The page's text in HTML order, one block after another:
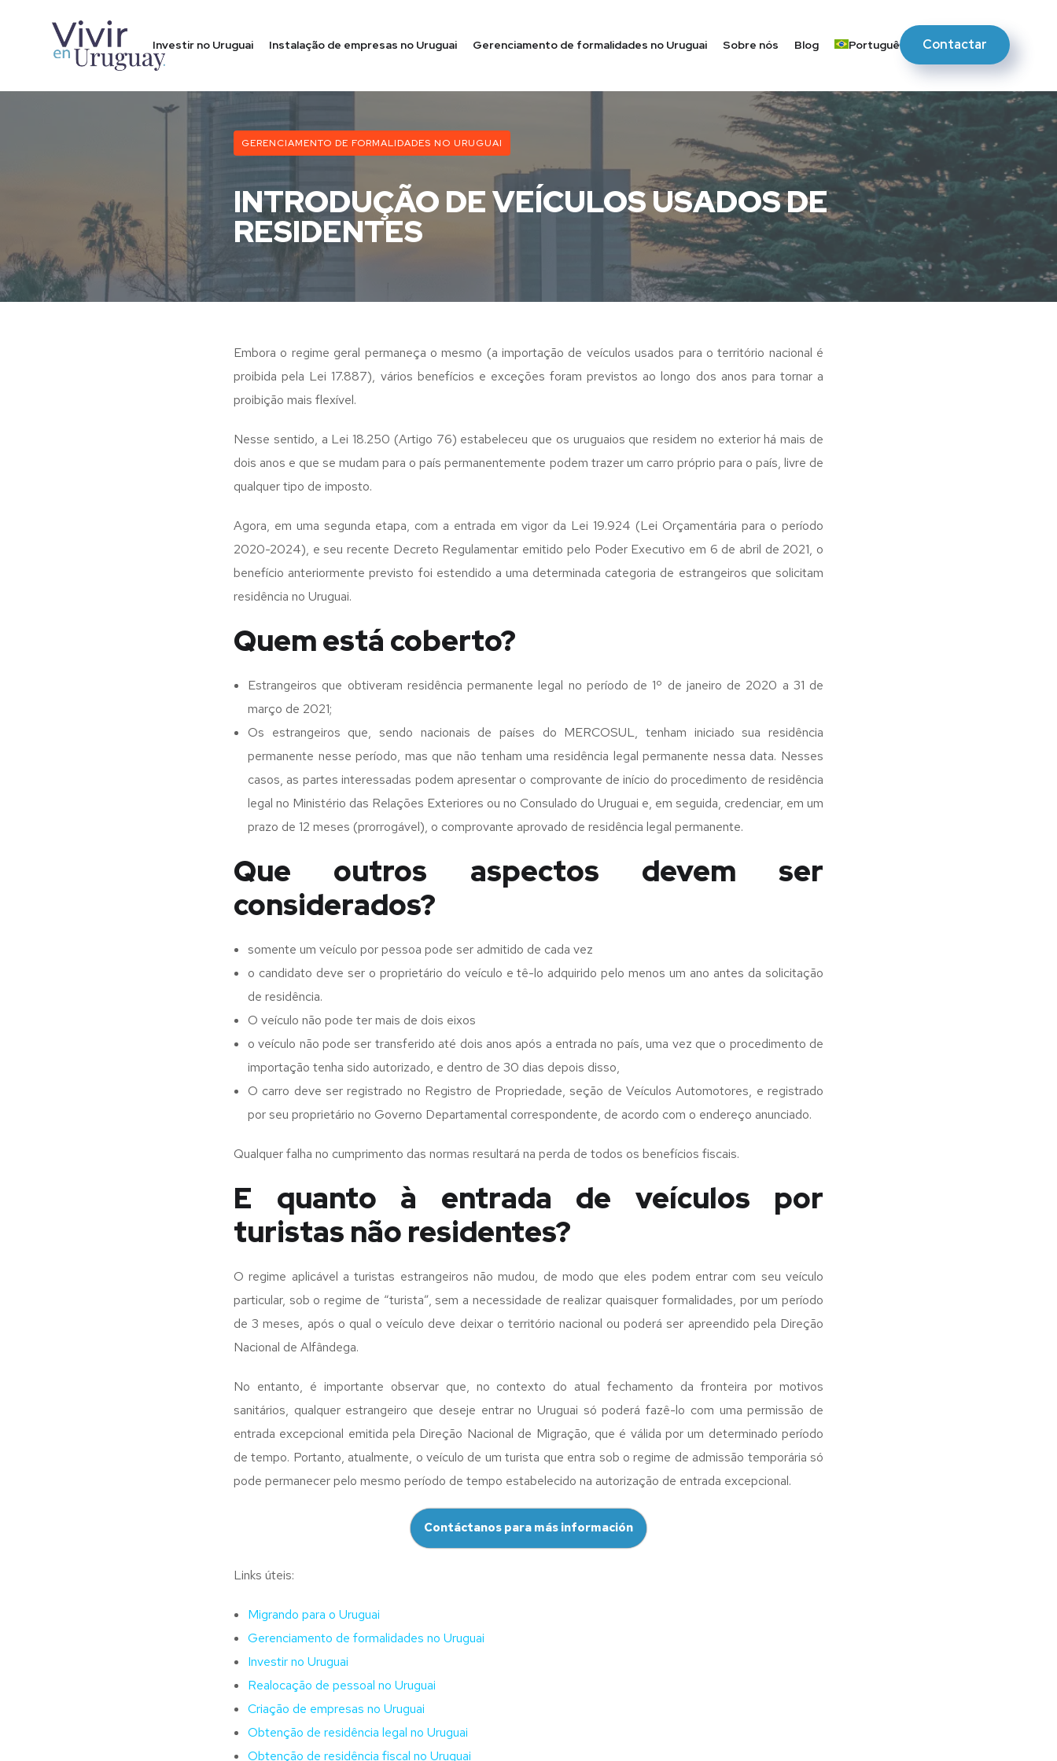
Investir no Uruguai Instalação de empresas no Uruguai Gerenciamento de formalidades no Uruguai Sobre nós Blog Português Contactar
GERENCIAMENTO DE FORMALIDADES NO URUGUAI
INTRODUÇÃO DE VEÍCULOS USADOS DE
RESIDENTES
Embora o regime geral permaneça o mesmo (a importação de veículos usados para o território nacional é
proibida pela Lei 17.887), vários benefícios e exceções foram previstos ao longo dos anos para tornar a
proibição mais flexível.
Nesse sentido, a Lei 18.250 (Artigo 76) estabeleceu que os uruguaios que residem no exterior há mais de
dois anos e que se mudam para o país permanentemente podem trazer um carro próprio para o país, livre de
qualquer tipo de imposto.
Agora, em uma segunda etapa, com a entrada em vigor da Lei 19.924 (Lei Orçamentária para o período
2020-2024), e seu recente Decreto Regulamentar emitido pelo Poder Executivo em 6 de abril de 2021, o
benefício anteriormente previsto foi estendido a uma determinada categoria de estrangeiros que solicitam
residência no Uruguai.
Quem está coberto?
Estrangeiros que obtiveram residência permanente legal no período de 1º de janeiro de 2020 a 31 de
março de 2021;
Os estrangeiros que, sendo nacionais de países do MERCOSUL, tenham iniciado sua residência
permanente nesse período, mas que não tenham uma residência legal permanente nessa data. Nesses
casos, as partes interessadas podem apresentar o comprovante de início do procedimento de residência
legal no Ministério das Relações Exteriores ou no Consulado do Uruguai e, em seguida, credenciar, em um
prazo de 12 meses (prorrogável), o comprovante aprovado de residência legal permanente.
Que outros aspectos devem ser
considerados?
somente um veículo por pessoa pode ser admitido de cada vez
o candidato deve ser o proprietário do veículo e tê-lo adquirido pelo menos um ano antes da solicitação
de residência.
O veículo não pode ter mais de dois eixos
o veículo não pode ser transferido até dois anos após a entrada no país, uma vez que o procedimento de
importação tenha sido autorizado, e dentro de 30 dias depois disso,
O carro deve ser registrado no Registro de Propriedade, seção de Veículos Automotores, e registrado
por seu proprietário no Governo Departamental correspondente, de acordo com o endereço anunciado.
Qualquer falha no cumprimento das normas resultará na perda de todos os benefícios fiscais.
E quanto à entrada de veículos por
turistas não residentes?
O regime aplicável a turistas estrangeiros não mudou, de modo que eles podem entrar com seu veículo
particular, sob o regime de “turista”, sem a necessidade de realizar quaisquer formalidades, por um período
de 3 meses, após o qual o veículo deve deixar o território nacional ou poderá ser apreendido pela Direção
Nacional de Alfândega.
No entanto, é importante observar que, no contexto do atual fechamento da fronteira por motivos
sanitários, qualquer estrangeiro que deseje entrar no Uruguai só poderá fazê-lo com uma permissão de
entrada excepcional emitida pela Direção Nacional de Migração, que é válida por um determinado período
de tempo. Portanto, atualmente, o veículo de um turista que entra sob o regime de admissão temporária só
pode permanecer pelo mesmo período de tempo estabelecido na autorização de entrada excepcional.
Contáctanos para más información
Links úteis:
Migrando para o Uruguai
Gerenciamento de formalidades no Uruguai
Investir no Uruguai
Realocação de pessoal no Uruguai
Criação de empresas no Uruguai
Obtenção de residência legal no Uruguai
Obtenção de residência fiscal no Uruguai